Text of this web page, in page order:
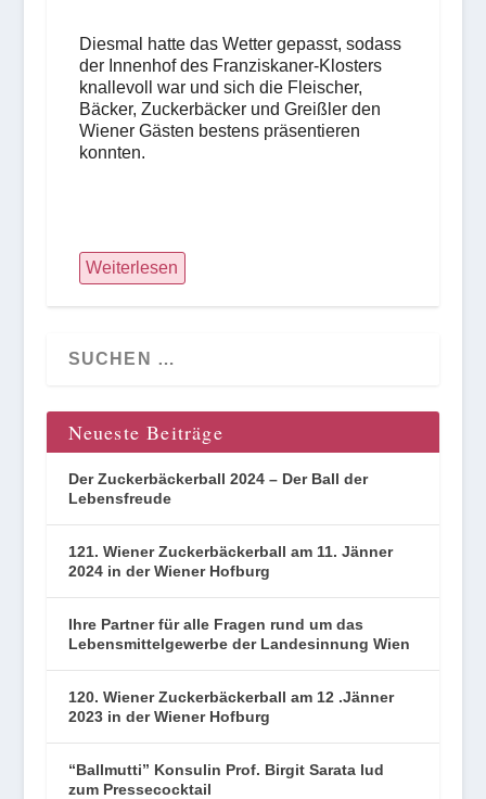
Diesmal hatte das Wetter gepasst, sodass
der Innenhof des Franziskaner-Klosters
knallevoll war und sich die Fleischer,
Bäcker, Zuckerbäcker und Greißler den
Wiener Gästen bestens präsentieren
konnten.
Weiterlesen
Neueste Beiträge
Der Zuckerbäckerball 2024 – Der Ball der
Lebensfreude
121. Wiener Zuckerbäckerball am 11. Jänner
2024 in der Wiener Hofburg
Ihre Partner für alle Fragen rund um das
Lebensmittelgewerbe der Landesinnung Wien
120. Wiener Zuckerbäckerball am 12 .Jänner
2023 in der Wiener Hofburg
“Ballmutti” Konsulin Prof. Birgit Sarata lud
zum Pressecocktail